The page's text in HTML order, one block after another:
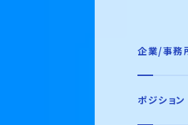
企業/事務
ポジション